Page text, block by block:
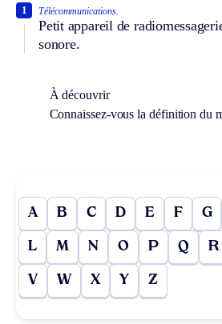
Télécommunications.
Petit appareil de
sonore.
1
À découvrir
Connaissez-vous la définition du
A B C D E F G
L M N O P Q R
V W X Y Z